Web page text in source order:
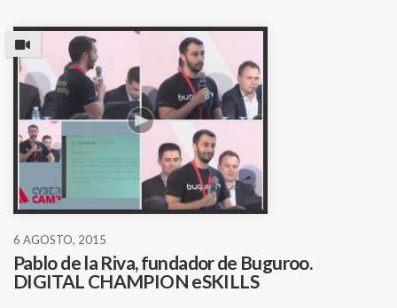
6 AGOSTO, 2015
Pablo de la Riva, fundador de Buguroo.
DIGITAL CHAMPION eSKILLS